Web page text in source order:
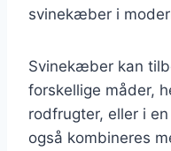
svinekæber i
Svinekæber kan
forskellige måder,
rodfrugter, eller i
også kombineres